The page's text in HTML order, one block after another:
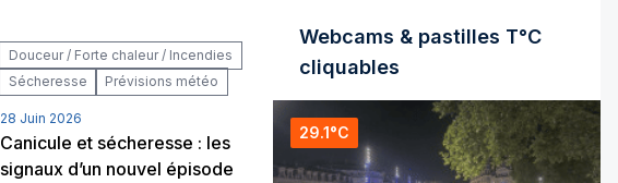
Douceur / Forte chaleur / Incendies
Sécheresse
Prévisions météo
28 Juin 2026
Canicule et sécheresse : les
signaux d’un nouvel épisode
Webcams & pastilles T°C
cliquables
29.1°C